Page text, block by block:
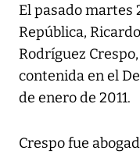
El pasado martes
República,
Rodríguez
contenida en el
de enero de 2011.
Crespo fue